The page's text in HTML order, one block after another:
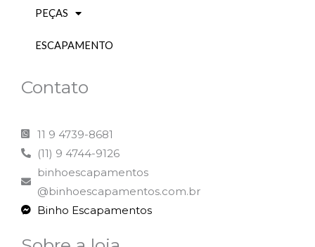
PEÇAS
ESCAPAMENTO
Contato
11 9 4739-8681
(11) 9 4744-9126
binhoescapamentos
@binhoescapamentos.com.br
Binho Escapamentos